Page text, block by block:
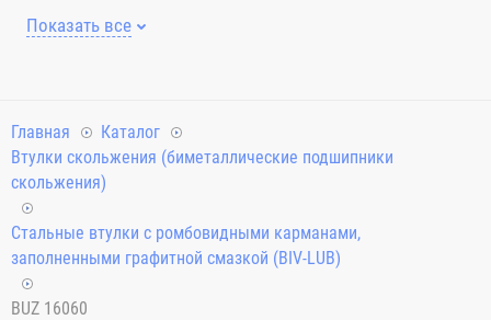
Показать все
Главная
Каталог
Втулки скольжения (биметаллические подшипники
скольжения)
Стальные втулки с ромбовидными карманами,
заполненными графитной смазкой (BIV-LUB)
BUZ 16060